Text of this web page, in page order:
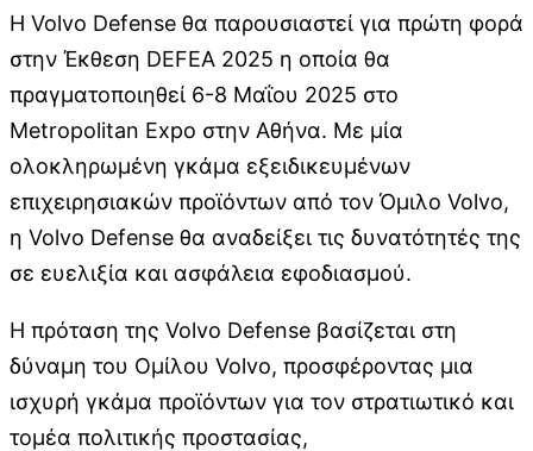
Η Volvo Defense θα παρουσιαστεί για πρώτη φορά
στην Έκθεση DEFEA 2025 η οποία θα
πραγματοποιηθεί 6-8 Μαΐου 2025 στo
Metropolitan Expo στην Αθήνα. Με μία
ολοκληρωμένη γκάμα εξειδικευμένων
επιχειρησιακών προϊόντων από τον Όμιλο Volvo,
η Volvo Defense θα αναδείξει τις δυνατότητές της
σε ευελιξία και ασφάλεια εφοδιασμού.
Η πρόταση της Volvo Defense βασίζεται στη
δύναμη του Ομίλου Volvo, προσφέροντας μια
ισχυρή γκάμα προϊόντων για τον στρατιωτικό και
τομέα πολιτικής προστασίας,